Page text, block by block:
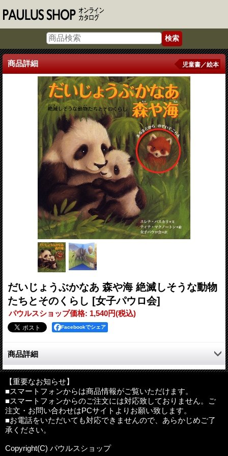
商品詳細 児童書／絵本
だいじょうぶかなあ 森や海 絶滅しそうな動物
たちとそのくらし [女子パウロ会]
パウルスショップ価格: 1,540円(税込)
Facebookでシェア
商品詳細
パンダやアフリカゾウなど、世界でもめったに見られない動物た
ちの数がどんどん減少しています。住むところも食べ物もなくな
っているのです。どうしてでしょうか？
かわいい動物たちの母親と子どもが登場し、その生活がどのよう
に壊されているかをわかりやすく示しながら、今の地球環境がか
かえている問題を見つめ、人間にも動物にも幸せな未来がくるた
めにどうしたらよいかを問いかけている、幼児から大人まで楽し
める絵本です。
【重要なお知らせ】
■スマートフォンからは商品情報がご覧いただけます。
■スマートフォンからのご注文には対応致しておりません。ご
注文・お問い合わせはPCサイトよりお願い致します。
■お電話をいただいても対応できませんので、あらかじめご了
承ください。
Copyright(C) パウルスショップ